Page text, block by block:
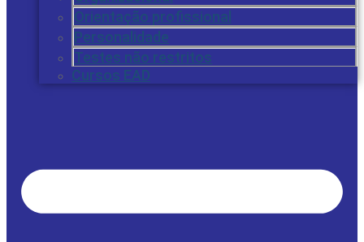
Orientação profissional
Personalidade
Testes não restritos
Cursos EAD